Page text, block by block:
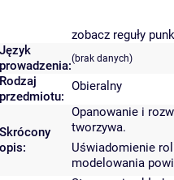
zobacz reguły
Język
prowadzenia:(brak danych)
Rodzaj
przedmiotu:
Obieralny
Skrócony
opis:
Opanowanie i
tworzywa.
Uświadomienie
modelowania